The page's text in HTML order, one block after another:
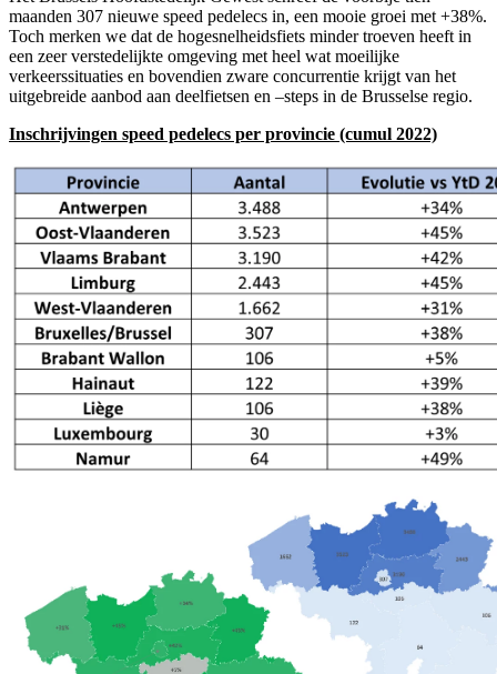
maanden 307 nieuwe speed pedelecs in, een mooie groei met +38%.
Toch merken we dat de hogesnelheidsfiets minder troeven heeft in
een zeer verstedelijkte omgeving met heel wat moeilijke
verkeerssituaties en bovendien zware concurrentie krijgt van het
uitgebreide aanbod aan deelfietsen en –steps in de Brusselse regio.
Inschrijvingen speed pedelecs per provincie (cumul 2022)